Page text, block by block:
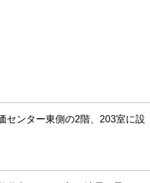
センター東側の2階、203室に設